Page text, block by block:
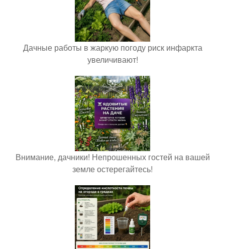
Дачные работы в жаркую погоду риск инфаркта
увеличивают!
Внимание, дачники! Непрошенных гостей на вашей
земле остерегайтесь!